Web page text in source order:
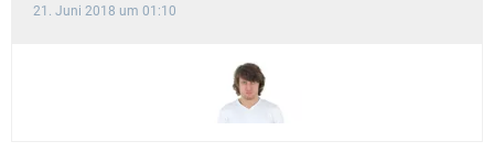
21. Juni 2018 um 01:10